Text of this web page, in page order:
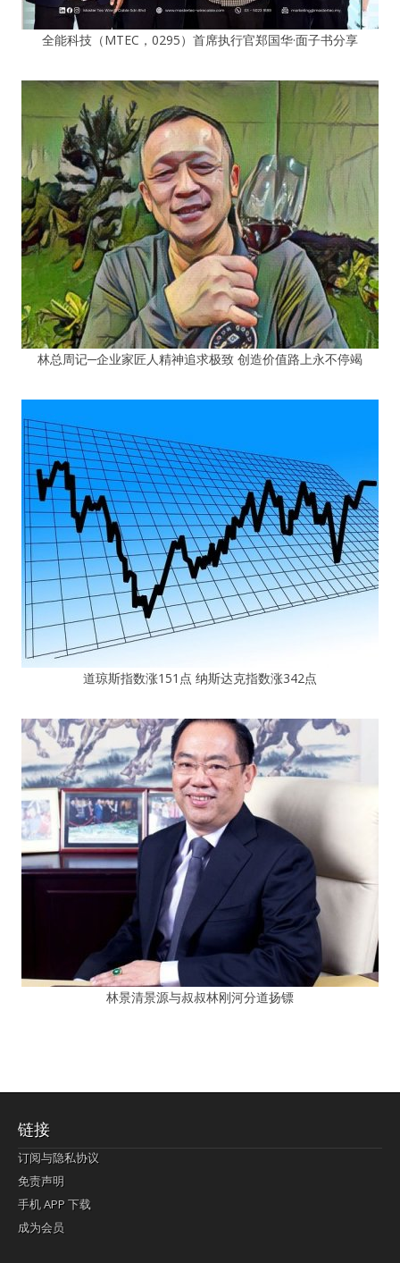
全能科技（MTEC，0295）首席执行官郑国华·面子书分享
林总周记─企业家匠人精神追求极致 创造价值路上永不停竭
道琼斯指数涨151点 纳斯达克指数涨342点
林景清景源与叔叔林刚河分道扬镖
链接
订阅与隐私协议
免责声明
手机 APP 下载
成为会员